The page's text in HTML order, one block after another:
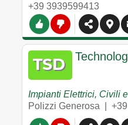
+39 3939599413
Impianti Elettrici, Civili
Polizzi Generosa